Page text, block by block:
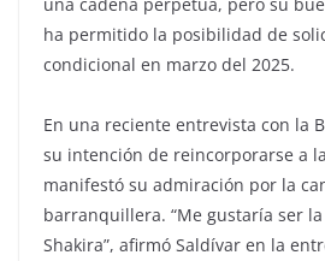
ha permitido la posibilidad de
condicional en marzo del 2025.
En una reciente entrevista con la
su intención de reincorporarse a
manifestó su admiración por la
barranquillera. “Me gustaría ser
Shakira”, afirmó Saldívar en la